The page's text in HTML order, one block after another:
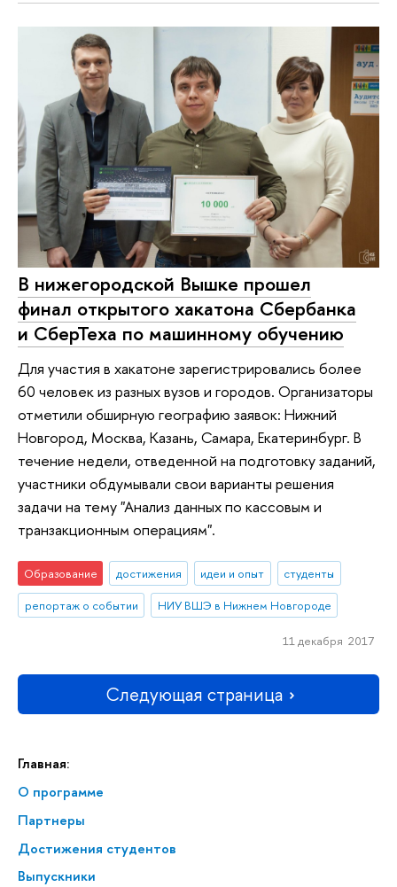
Главная:
О программе
Партнеры
Достижения студентов
Выпускники
В нижегородской Вышке прошел
финал открытого хакатона Сбербанка
и СберТеха по машинному обучению
Для участия в хакатоне зарегистрировались более
60 человек из разных вузов и городов. Организаторы
отметили обширную географию заявок: Нижний
Новгород, Москва, Казань, Самара, Екатеринбург. В
течение недели, отведенной на подготовку заданий,
участники обдумывали свои варианты решения
задачи на тему "Анализ данных по кассовым и
транзакционным операциям".
Образование достижения идеи и опыт
студенты
репортаж о событии
НИУ ВШЭ в Нижнем Новгороде
11 декабря 2017
Следующая страница